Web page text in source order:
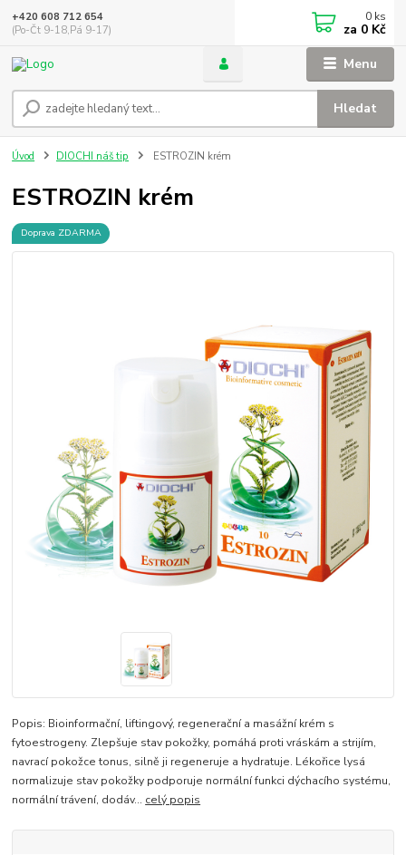
Menu
Hledat
+420 608 712 654
(Po-Čt 9-18,Pá 9-17)
0 ks
za 0 Kč
Úvod DIOCHI náš tip ESTROZIN krém
ESTROZIN krém
Doprava ZDARMA
Popis: Bioinformační, liftingový, regenerační a masážní krém s
fytoestrogeny. Zlepšuje stav pokožky, pomáhá proti vráskám a strijím,
navrací pokožce tonus, silně ji regeneruje a hydratuje. Lékořice lysá
normalizuje stav pokožky podporuje normální funkci dýchacího systému,
normální trávení, dodáv... celý popis